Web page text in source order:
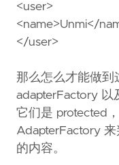
<user>
<name>Unmi</
</user>
那么怎么才能做到
adapterFactory 以
它们是 protected
AdapterFactory
的内容。